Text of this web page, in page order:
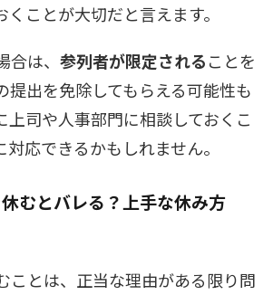
くことが大切だと言えます。
は、 参列者が限定されることを
提出を免除してもらえる可能性も
上司や人事部門に相談しておくこ
対応できるかもしれません。
むとバレる？上手な休み方
ことは、正当な理由がある限り問